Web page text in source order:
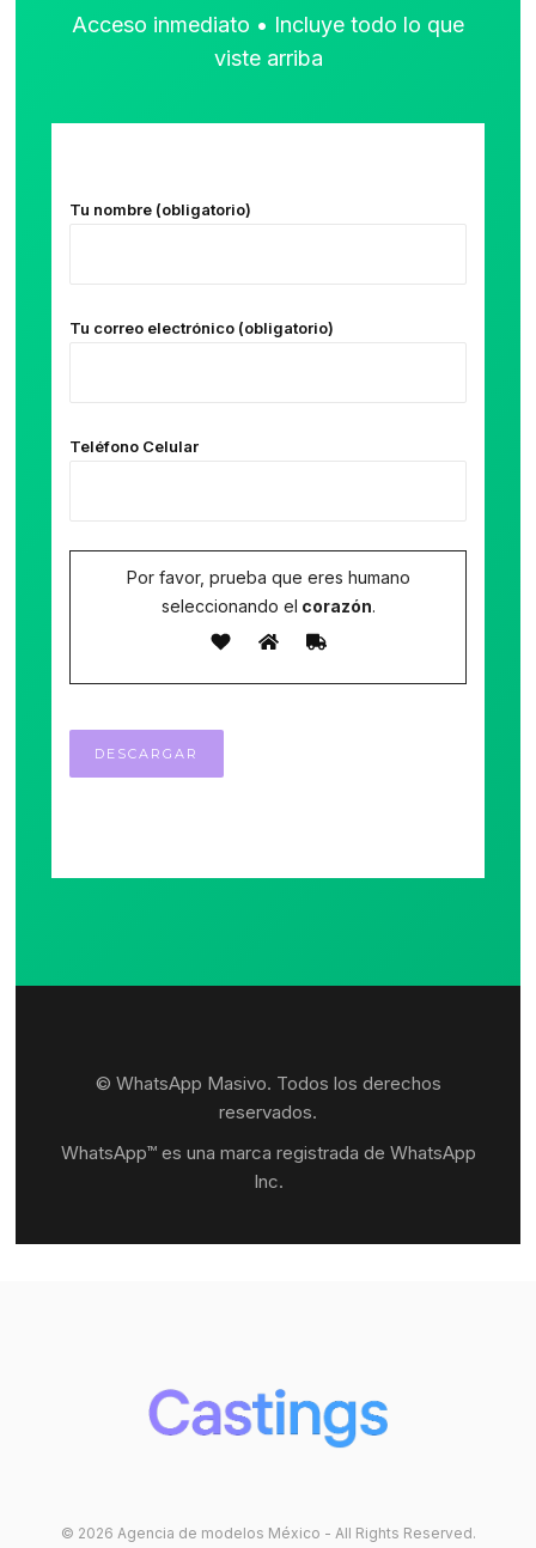
Acceso inmediato • Incluye todo lo que
viste arriba
Tu nombre (obligatorio)
Tu correo electrónico (obligatorio)
Teléfono Celular
Por favor, prueba que eres humano
seleccionando el corazón.
© WhatsApp Masivo. Todos los derechos
reservados.
WhatsApp™ es una marca registrada de WhatsApp
Inc.
© 2026 Agencia de modelos México - All Rights Reserved.